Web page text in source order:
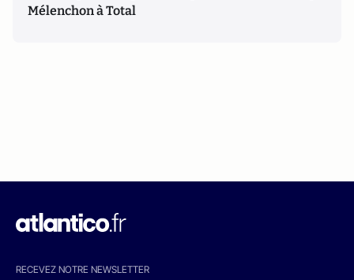
Mélenchon à Total
RECEVEZ NOTRE NEWSLETTER